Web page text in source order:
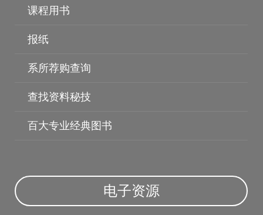
课程用书
报纸
系所荐购查询
查找资料秘技
百大专业经典图书
电子资源